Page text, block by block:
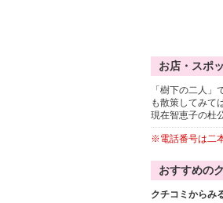
お店・スポ
「樹下の二人
も散策してみて
現在智恵子の杜
※電話番号は二
おすすめの
クチコミからみ